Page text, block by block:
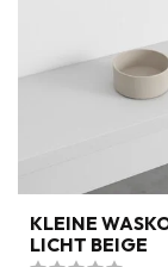
KLEINE
LICHT BEIGE